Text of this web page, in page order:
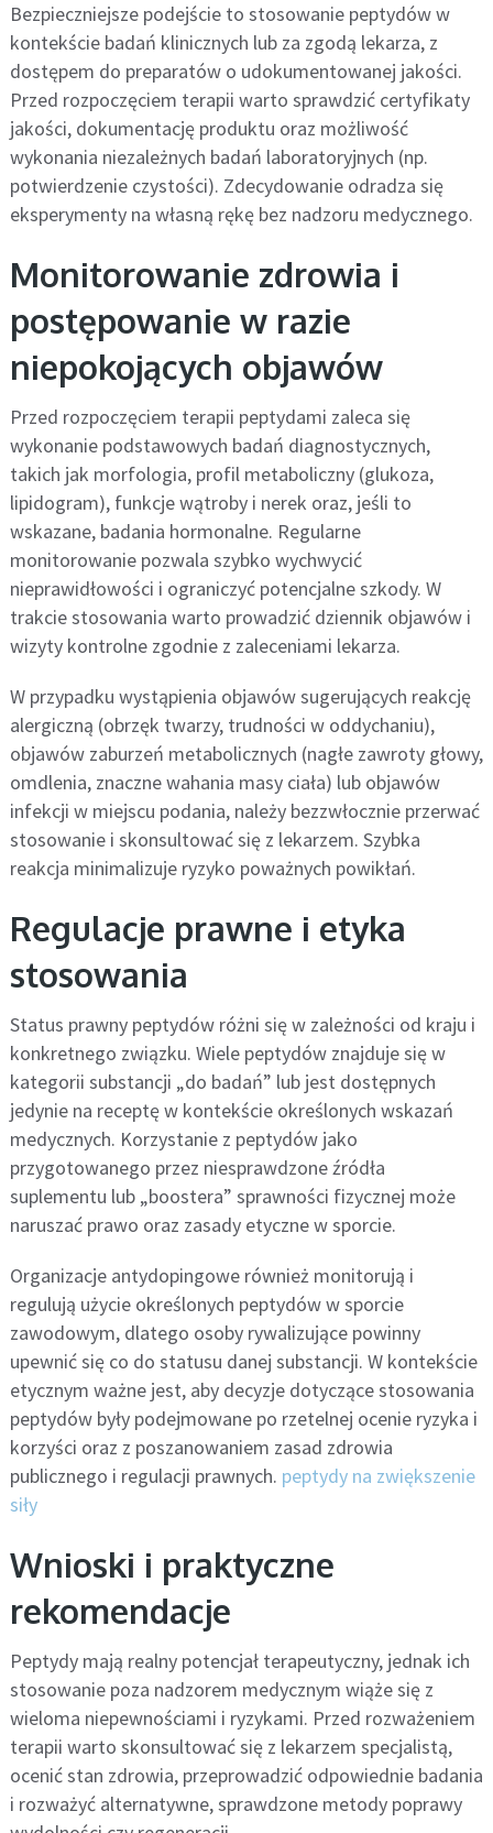
Bezpieczniejsze podejście to stosowanie peptydów w
kontekście badań klinicznych lub za zgodą lekarza, z
dostępem do preparatów o udokumentowanej jakości.
Przed rozpoczęciem terapii warto sprawdzić certyfikaty
jakości, dokumentację produktu oraz możliwość
wykonania niezależnych badań laboratoryjnych (np.
potwierdzenie czystości). Zdecydowanie odradza się
eksperymenty na własną rękę bez nadzoru medycznego.
Monitorowanie zdrowia i
postępowanie w razie
niepokojących objawów
Przed rozpoczęciem terapii peptydami zaleca się
wykonanie podstawowych badań diagnostycznych,
takich jak morfologia, profil metaboliczny (glukoza,
lipidogram), funkcje wątroby i nerek oraz, jeśli to
wskazane, badania hormonalne. Regularne
monitorowanie pozwala szybko wychwycić
nieprawidłowości i ograniczyć potencjalne szkody. W
trakcie stosowania warto prowadzić dziennik objawów i
wizyty kontrolne zgodnie z zaleceniami lekarza.
W przypadku wystąpienia objawów sugerujących reakcję
alergiczną (obrzęk twarzy, trudności w oddychaniu),
objawów zaburzeń metabolicznych (nagłe zawroty głowy,
omdlenia, znaczne wahania masy ciała) lub objawów
infekcji w miejscu podania, należy bezzwłocznie przerwać
stosowanie i skonsultować się z lekarzem. Szybka
reakcja minimalizuje ryzyko poważnych powikłań.
Regulacje prawne i etyka
stosowania
Status prawny peptydów różni się w zależności od kraju i
konkretnego związku. Wiele peptydów znajduje się w
kategorii substancji „do badań” lub jest dostępnych
jedynie na receptę w kontekście określonych wskazań
medycznych. Korzystanie z peptydów jako
przygotowanego przez niesprawdzone źródła
suplementu lub „boostera” sprawności fizycznej może
naruszać prawo oraz zasady etyczne w sporcie.
Organizacje antydopingowe również monitorują i
regulują użycie określonych peptydów w sporcie
zawodowym, dlatego osoby rywalizujące powinny
upewnić się co do statusu danej substancji. W kontekście
etycznym ważne jest, aby decyzje dotyczące stosowania
peptydów były podejmowane po rzetelnej ocenie ryzyka i
korzyści oraz z poszanowaniem zasad zdrowia
publicznego i regulacji prawnych. peptydy na zwiększenie
siły
Wnioski i praktyczne
rekomendacje
Peptydy mają realny potencjał terapeutyczny, jednak ich
stosowanie poza nadzorem medycznym wiąże się z
wieloma niepewnościami i ryzykami. Przed rozważeniem
terapii warto skonsultować się z lekarzem specjalistą,
ocenić stan zdrowia, przeprowadzić odpowiednie badania
i rozważyć alternatywne, sprawdzone metody poprawy